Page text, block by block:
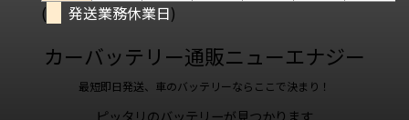
(
発送業務休業日)
カーバッテリー通販ニューエナジー
最短即日発送、車のバッテリーならここで決まり！
ピッタリのバッテリーが見つかります